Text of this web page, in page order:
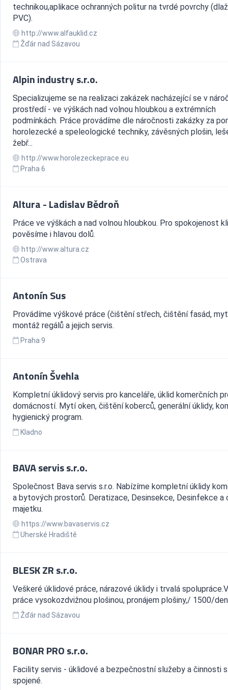
technikou,aplikace ochranných politur na tvrdé povrchy
PVC).
http://www.alfauklid.cz
Žďár nad Sázavou
Alpin industry s.r.o.
Specializujeme se na realizaci zakázek nacházející se v
prostředí - ve výškách nad volnou hloubkou a extrémních
podmínkách. Práce provádíme dle náročnosti zakázky za
horolezecké a speleologické techniky, závěsných plošin,
žebř...
http://www.horolezeckeprace.eu
Praha 6
Altura - Ladislav Bědroň
Práce ve výškách a nad volnou hloubkou. Pro spokojenost
pověsíme i hlavou dolů.
http://www.altura.cz
Ostrava
Antonín Sus
Provádíme výškové práce (čištění střech, čištění fasád,
montáž regálů a jejich servis.
Praha 9
Antonín Švehla
Kompletní úklidový servis pro kanceláře, úklid komerčních
domácností. Mytí oken, čištění koberců, generální úklidy,
hygienický program.
Kladno
BAVA servis s.r.o.
Společnost Bava servis s.r.o. Nabízíme kompletní úklidy
a bytových prostorů. Deratizace, Desinsekce, Desinfekce a
majetku.
https://www.bavaservis.cz
Uherské Hradiště
BLESK ZR s.r.o.
Veškeré úklidové práce, nárazové úklidy i trvalá
práce vysokozdvižnou plošinou, pronájem plošiny,/ 1500/
Žďár nad Sázavou
BONAR PRO s.r.o.
Facility servis - úklidové a bezpečnostní služeby a činnosti
spojené.